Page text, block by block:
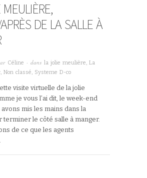
DE LA SALLE À
Céline · dans la jolie meulière, La
, Non classé, Systeme D-co
visite virtuelle de la jolie
je vous l’ai dit, le week-end
mis les mains dans la
terminer le côté salle à manger.
de ce que les agents